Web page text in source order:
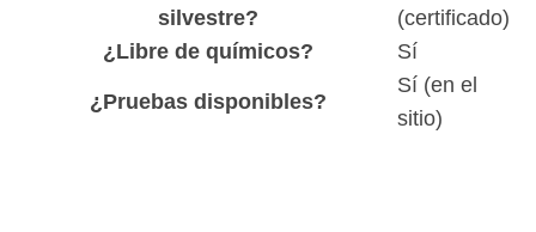
silvestre?
(certificado)
¿Libre de químicos?
Sí
¿Pruebas disponibles?
Sí (en el
sitio)